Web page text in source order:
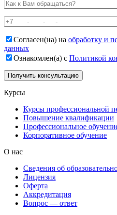
Согласен(на) на обработку и
данных
Ознакомлен(а) с Политикой
Курсы
Курсы профессиональной
Повышение квалификации
Профессиональное
Корпоративное обучение
О нас
Сведения об
Лицензия
Оферта
Аккредитация
Вопрос — ответ